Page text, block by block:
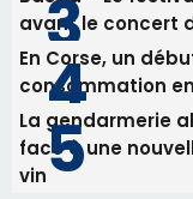
Commandant
Les plus lus
Satine Nomary